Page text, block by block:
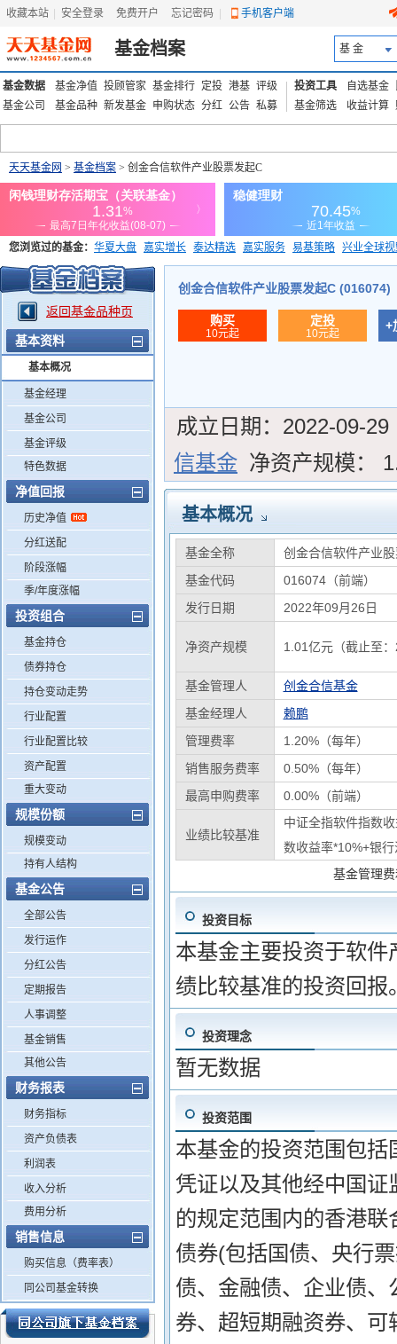
收藏本站 安全登录 免费开户 忘记密码 手机客户端
基金档案 基 金
基金数据 基金净值 投顾管家 基金排行 定投 港基 评级
基金公司
基金品种 新发基金 申购状态 分红 公告 私募
投资工具 自选基金
基金筛选
收益计算
天天基金网 > 基金档案 > 创金合信软件产业股票发起C
您浏览过的基金： 华夏大盘 嘉实增长 泰达精选 嘉实服务 易基策略 兴业全球
添富优势 华安宏利 上证180价值ETF
返回基金品种页
基本资料
基本概况
基金经理
基金公司
基金评级
特色数据
净值回报
历史净值
分红送配
阶段涨幅
季/年度涨幅
投资组合
基金持仓
债券持仓
持仓变动走势
行业配置
行业配置比较
资产配置
重大变动
规模份额
规模变动
持有人结构
基金公告
全部公告
发行运作
分红公告
定期报告
人事调整
基金销售
其他公告
财务报表
财务指标
资产负债表
利润表
收入分析
费用分析
销售信息
购买信息（费率表）
同公司基金转换
创金合信软件产业股票发起C (016074)
购买
10元起
定投
10元起
+
成立日期： 2022-09-29
信基金 净资产规模：
基本概况
基金全称
创金合信软件产业
基金代码
016074（前端）
发行日期
2022年09月26日
净资产规模 1.01亿元（截止至
基金管理人
创金合信基金
基金经理人
赖鹏
管理费率
1.20%（每年）
销售服务费率
0.50%（每年）
最高申购费率
0.00%（前端）
业绩比较基准
中证全指软件指数
数收益率*10%+银
基金管理
投资目标
本基金主要投资于软
绩比较基准的投资回报
投资理念
暂无数据
投资范围
本基金的投资范围包
凭证以及其他经中国
的规定范围内的香港联
债券(包括国债、央行
债、金融债、企业债
券、超短期融资券、